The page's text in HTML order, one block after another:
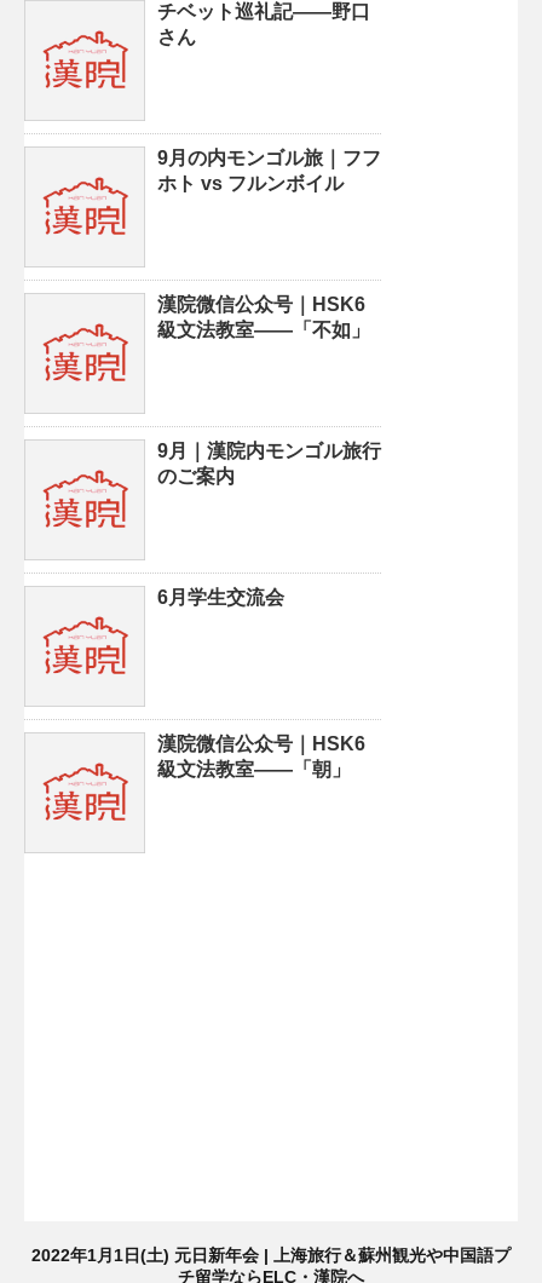
チベット巡礼記——野口
さん
9月の内モンゴル旅｜フフ
ホト vs フルンボイル
漢院微信公众号｜HSK6
級文法教室——「不如」
9月｜漢院内モンゴル旅行
のご案内
6月学生交流会
漢院微信公众号｜HSK6
級文法教室——「朝」
2022年1月1日(土) 元日新年会 | 上海旅行＆蘇州観光や中国語プ
チ留学ならELC・漢院へ